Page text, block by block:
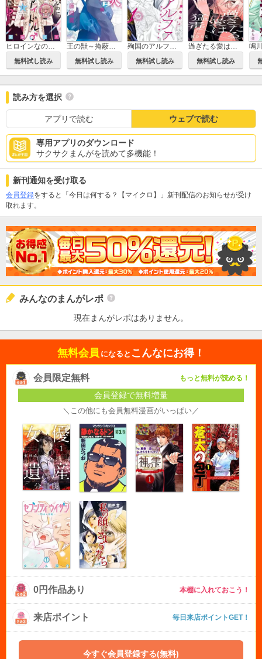
ヒロインなのに、イケメンアイドル♂になりました!?
無料試し読み
王の獣～掩蔽のアルカナ～
無料試し読み
殉国のアルファ～オメガ・ベルサイユ～
無料試し読み
過ぎたる愛は猛毒【マイクロ】
無料試し読み
読み方を選択
アプリで読む ウェブで読む
専用アプリのダウンロード
サクサクまんがを読めて多機能！
新刊通知を受け取る
会員登録をすると「今日は何する？【マイクロ】」新刊配信のお知らせが受け
取れます。
みんなのまんがレポ
現在まんがレポはありません。
無料会員 になると こんなにお得！
会員限定無料 もっと無料が読める！
会員登録で無料増量
＼この他にも会員無料漫画がいっぱい／
0円作品あり 本棚に入れておこう！
来店ポイント 毎日来店ポイントGET！
今すぐ会員登録する(無料)